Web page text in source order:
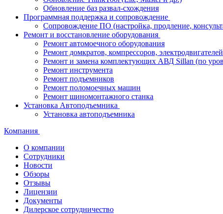
Обновление баз развал-схождения
Программная поддержка и сопровождение
Сопровождение ПО (настройка, продление,
Ремонт и восстановление оборудования
Ремонт автомоечного оборудования
Ремонт домкратов, компрессоров, электродвигателей
Ремонт и замена комплектующих АВД Sillan (по
Ремонт инструмента
Ремонт подъемников
Ремонт поломоечных машин
Ремонт шиномонтажного станка
Установка Автоподъемника
Установка автоподъемника
Компания
О компании
Сотрудники
Новости
Обзоры
Отзывы
Лицензии
Документы
Дилерское сотрудничество